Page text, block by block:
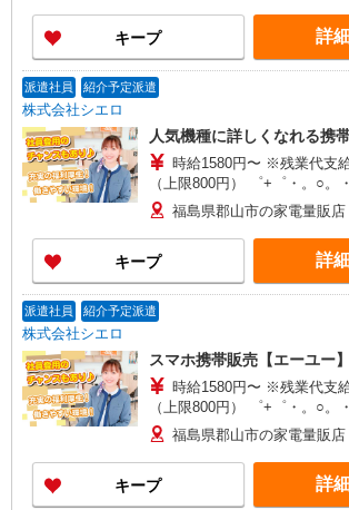
い・週払い可能（規程有）★
+゜・。○。・゜+゜
キープ 詳
派遣社員 紹介予定派遣
株式会社シエロ
人気機種に詳しくなれる携
時給1580円〜 ※残業代支
（上限800円） ゜+゜・。○。・゜+゜・。○。・゜
+゜ 入社祝い金10万円支給(規定有) お友達
頂くと, インセンティブ支給(規定有) ★
い・週払い可能（規程有）★
+゜・。○。・゜+゜
福島県郡山市の家電量販店
キープ 詳
派遣社員 紹介予定派遣
株式会社シエロ
スマホ携帯販売【エーユー】
時給1580円〜 ※残業代支
（上限800円） ゜+゜・。○。・゜+゜・。○。・゜
+゜ 入社祝い金10万円支給(規定有) お友達
頂くと, インセンティブ支給(規定有) ★
い・週払い可能（規程有）★
+゜・。○。・゜+゜
福島県郡山市の家電量販店
キープ 詳